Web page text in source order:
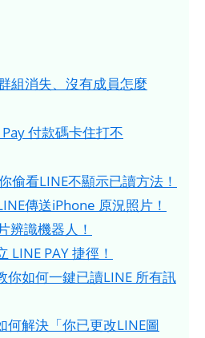
組消失、沒有成員怎麼
Pay 付款碼卡住打不
偷看LINE不顯示已讀方法！
傳送iPhone 原況照片！
辨識機器人！
LINE PAY 捷徑！
你如何一鍵已讀LINE 所有訊
何解決「你已更改LINE圖